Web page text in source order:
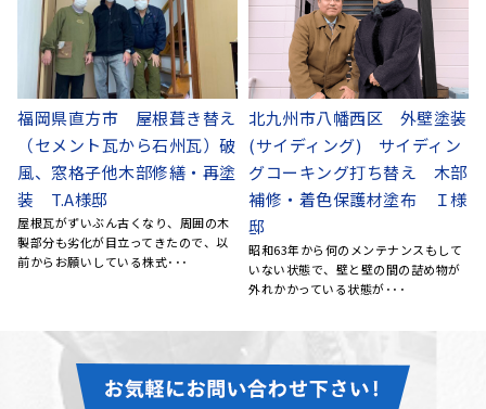
北九州市八幡西区 外壁塗
装 屋根塗装 屋根瓦修繕
再整列 破風交換 母屋他木
部修繕 K様邸
屋根瓦がずいぶん悪くなり、屋根を支
える母屋（と言う名前とお聞きしまし
た）の部分も腐ってきてい･･･
中間市 外壁塗装 木部鉄部塗
装。ベランダ内部排水口修
繕。S.H.様邸
新築後、初めての塗り替えになりま
に見積りをもらっ･･･